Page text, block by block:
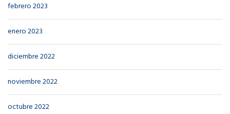
febrero 2023
enero 2023
diciembre 2022
noviembre 2022
octubre 2022